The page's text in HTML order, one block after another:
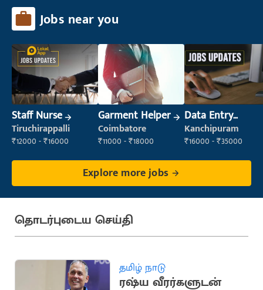
Jobs near you
Staff Nurse
Tiruchirappalli
₹12000 - ₹16000
Garment Helper
Coimbatore
₹11000 - ₹18000
Data Entry
Operator
Kanchipuram
₹16000 - ₹35000
Explore more jobs
தொடர்புடைய செய்தி
தமிழ் நாடு
ரஷ்ய வீரர்களுடன்